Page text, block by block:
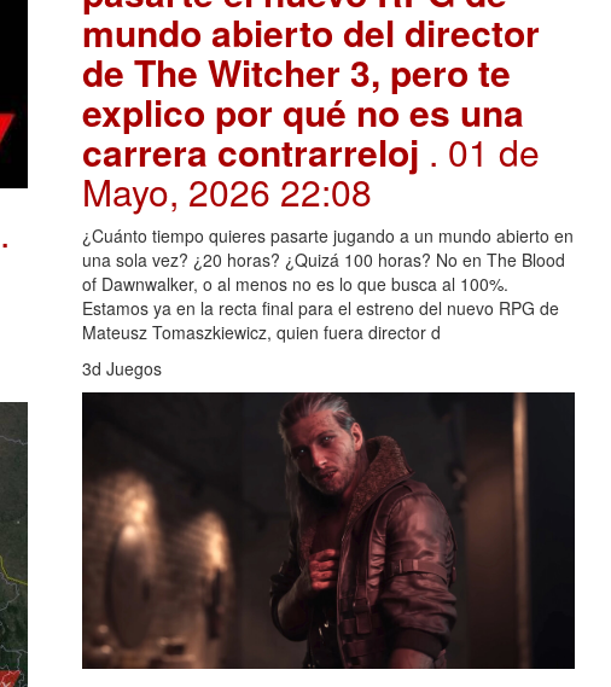
.
mundo abierto del director
de The Witcher 3, pero te
explico por qué no es una
carrera contrarreloj . 01 de
Mayo, 2026 22:08
¿Cuánto tiempo quieres pasarte jugando a un mundo abierto en
una sola vez? ¿20 horas? ¿Quizá 100 horas? No en The Blood
of Dawnwalker, o al menos no es lo que busca al 100%.
Estamos ya en la recta final para el estreno del nuevo RPG de
Mateusz Tomaszkiewicz, quien fuera director d
3d Juegos